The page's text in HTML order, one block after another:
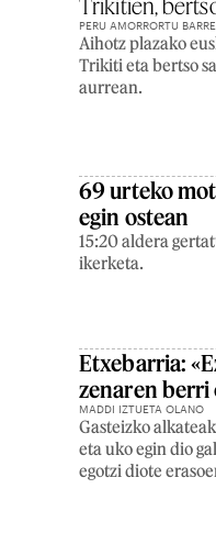
PERU AMORRORTU
Aihotz plazako
Trikiti eta bertso
aurrean.
69 urteko
egin ostean
15:20 aldera
ikerketa.
Etxebarria:
zenaren berri
MADDI IZTUETA OLANO
Gasteizko
eta uko egin dio
egotzi diote